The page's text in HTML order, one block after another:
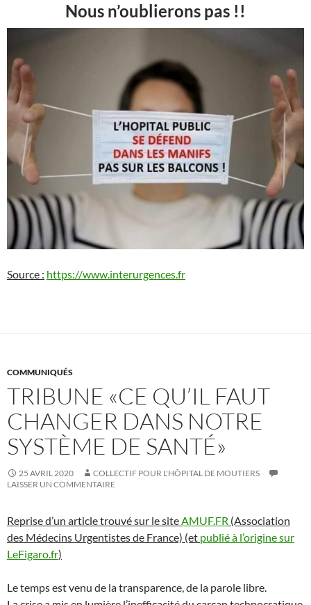
Nous n’oublierons pas !!
Source : https://www.interurgences.fr
COMMUNIQUÉS
TRIBUNE «CE QU’IL FAUT
CHANGER DANS NOTRE
SYSTÈME DE SANTÉ»
25 AVRIL 2020
COLLECTIF POUR L'HÔPITAL DE MOUTIERS
LAISSER UN COMMENTAIRE
Reprise d’un article trouvé sur le siteAMUF.FR (Association
des Médecins Urgentistes de France) (et publié à l’origine sur
LeFigaro.fr)
Le temps est venu de la transparence, de la parole libre.